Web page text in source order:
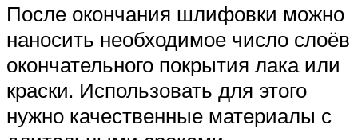
После окончания шлифовки можно
наносить необходимое число слоёв
окончательного покрытия лака или
краски. Использовать для этого
нужно качественные материалы с